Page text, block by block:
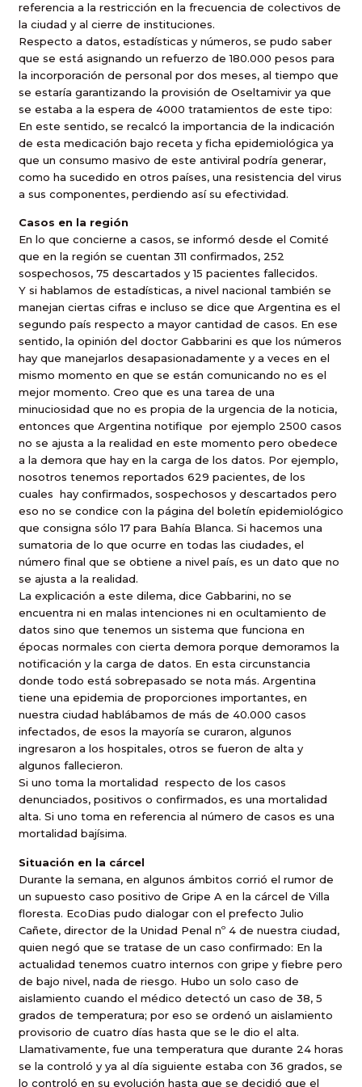
referencia a la restricción en la frecuencia de colectivos de
la ciudad y al cierre de instituciones.
Respecto a datos, estadísticas y números, se pudo saber
que se está asignando un refuerzo de 180.000 pesos para
la incorporación de personal por dos meses, al tiempo que
se estaría garantizando la provisión de Oseltamivir ya que
se estaba a la espera de 4000 tratamientos de este tipo:
En este sentido, se recalcó la importancia de la indicación
de esta medicación bajo receta y ficha epidemiológica ya
que un consumo masivo de este antiviral podría generar,
como ha sucedido en otros países, una resistencia del virus
a sus componentes, perdiendo así su efectividad.
Casos en la región
En lo que concierne a casos, se informó desde el Comité
que en la región se cuentan 311 confirmados, 252
sospechosos, 75 descartados y 15 pacientes fallecidos.
Y si hablamos de estadísticas, a nivel nacional también se
manejan ciertas cifras e incluso se dice que Argentina es el
segundo país respecto a mayor cantidad de casos. En ese
sentido, la opinión del doctor Gabbarini es que los números
hay que manejarlos desapasionadamente y a veces en el
mismo momento en que se están comunicando no es el
mejor momento. Creo que es una tarea de una
minuciosidad que no es propia de la urgencia de la noticia,
entonces que Argentina notifique por ejemplo 2500 casos
no se ajusta a la realidad en este momento pero obedece
a la demora que hay en la carga de los datos. Por ejemplo,
nosotros tenemos reportados 629 pacientes, de los
cuales hay confirmados, sospechosos y descartados pero
eso no se condice con la página del boletín epidemiológico
que consigna sólo 17 para Bahía Blanca. Si hacemos una
sumatoria de lo que ocurre en todas las ciudades, el
número final que se obtiene a nivel país, es un dato que no
se ajusta a la realidad.
La explicación a este dilema, dice Gabbarini, no se
encuentra ni en malas intenciones ni en ocultamiento de
datos sino que tenemos un sistema que funciona en
épocas normales con cierta demora porque demoramos la
notificación y la carga de datos. En esta circunstancia
donde todo está sobrepasado se nota más. Argentina
tiene una epidemia de proporciones importantes, en
nuestra ciudad hablábamos de más de 40.000 casos
infectados, de esos la mayoría se curaron, algunos
ingresaron a los hospitales, otros se fueron de alta y
algunos fallecieron.
Si uno toma la mortalidad respecto de los casos
denunciados, positivos o confirmados, es una mortalidad
alta. Si uno toma en referencia al número de casos es una
mortalidad bajísima.
Situación en la cárcel
Durante la semana, en algunos ámbitos corrió el rumor de
un supuesto caso positivo de Gripe A en la cárcel de Villa
floresta. EcoDias pudo dialogar con el prefecto Julio
Cañete, director de la Unidad Penal nº 4 de nuestra ciudad,
quien negó que se tratase de un caso confirmado: En la
actualidad tenemos cuatro internos con gripe y fiebre pero
de bajo nivel, nada de riesgo. Hubo un solo caso de
aislamiento cuando el médico detectó un caso de 38, 5
grados de temperatura; por eso se ordenó un aislamiento
provisorio de cuatro días hasta que se le dio el alta.
Llamativamente, fue una temperatura que durante 24 horas
se la controló y ya al día siguiente estaba con 36 grados, se
lo controló en su evolución hasta que se decidió que el